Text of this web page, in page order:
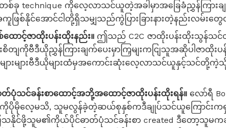
technique ကိုလေ့လာသင်ယူတဲ့အခါမှာအခြေခံညွှန်ကြားချက်
ြစ်နိုင်အောင်ငါတို့ရှိသမျှသည်ကွဲပြားခြားနားတဲ့နည်းလမ်းတွေ
ောင့်ဇာထိုးပန်းထိုးနည်း။ ဤသည် C2C ဇာထိုးပန်းထိုးသွန်သင်
ျကိုဗီဒီယိုညွှန်ကြားချက်ပေးမှာကြှမျးကငျြသူအဆိုပါဇာထိုးပ
များများဗီဒီယိုများထံမှအကောင်းဆုံးလေ့လာသင်ယူနှင့်သင်
တ်ပုံသင်ခန်းစာထောင့်အဘို့အထောင့်ဇာထိုးပန်းထိုးရန်။ လော်ရီ
ကိုပိုမိုလေ့မသိ, သူမလွန်ခဲ့တဲ့ဆယ်စုနှစ်ကဒီချုပ်သင်ယူကြောင်းကရှ
နိုင်ဖို့သူမ၏ကိုယ်ပိုင်ဓာတ်ပုံသင်ခန်းစာ created ဒီတော့သူမက